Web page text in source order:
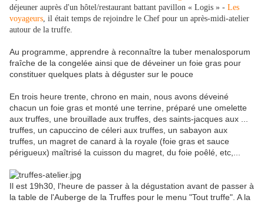
déjeuner auprès d'un hôtel/restaurant battant pavillon « Logis » - Les
voyageurs, il était temps de rejoindre le Chef pour un après-midi-atelier
autour de la truffe.
Au programme, apprendre à reconnaître la tuber menalosporum
fraîche de la congelée ainsi que de déveiner un foie gras pour
constituer quelques plats à déguster sur le pouce
En trois heure trente, chrono en main, nous avons déveiné
chacun un foie gras et monté une terrine, préparé une omelette
aux truffes, une brouillade aux truffes, des saints-jacques aux ...
truffes, un capuccino de céleri aux truffes, un sabayon aux
truffes, un magret de canard à la royale (foie gras et sauce
périgueux) maîtrisé la cuisson du magret, du foie poêlé, etc,...
Il est 19h30, l'heure de passer à la dégustation avant de passer à
la table de l'Auberge de la Truffes pour le menu "Tout truffe". A la